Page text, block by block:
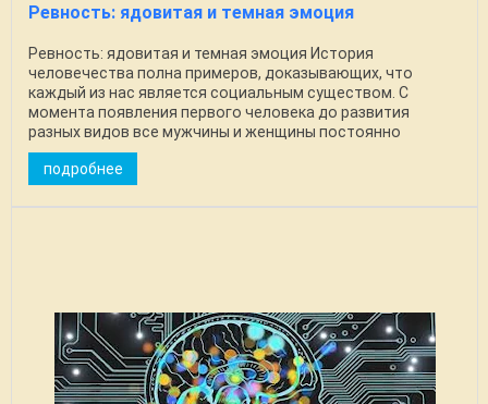
Ревность: ядовитая и темная эмоция
Ревность: ядовитая и темная эмоция История
человечества полна примеров, доказывающих, что
каждый из нас является социальным существом. С
момента появления первого человека до развития
разных видов все мужчины и женщины постоянно
собирались вместе, ...
подробнее